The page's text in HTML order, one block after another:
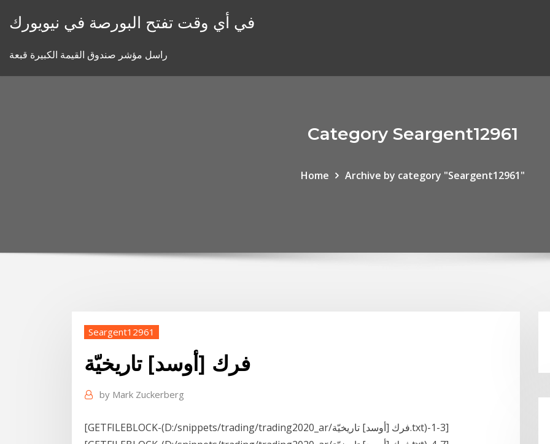
في أي وقت تفتح البورصة في نيويورك
راسل مؤشر صندوق القيمة الكبيرة قبعة
Category Seargent12961
Home Archive by category "Seargent12961"
Seargent12961
فرك [أوسد] تاريخيّة
by Mark Zuckerberg
[GETFILEBLOCK-(D:/snippets/trading/trading2020_ar/فرك [أوسد] تاريخيّة.txt)-1-3]